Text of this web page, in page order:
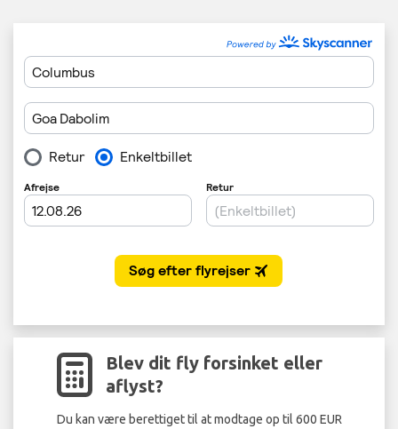
Blev dit fly forsinket eller
aflyst?
Du kan være berettiget til at modtage op til 600 EUR